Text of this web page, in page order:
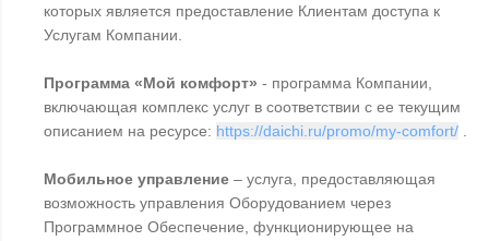
которых является предоставление Клиентам доступа к
Услугам Компании.
Программа «Мой комфорт» - программа Компании,
включающая комплекс услуг в соответствии с ее текущим
описанием на ресурсе: https://daichi.ru/promo/my-comfort/
Мобильное управление – услуга, предоставляющая
возможность управления Оборудованием через
Программное Обеспечение, функционирующее на